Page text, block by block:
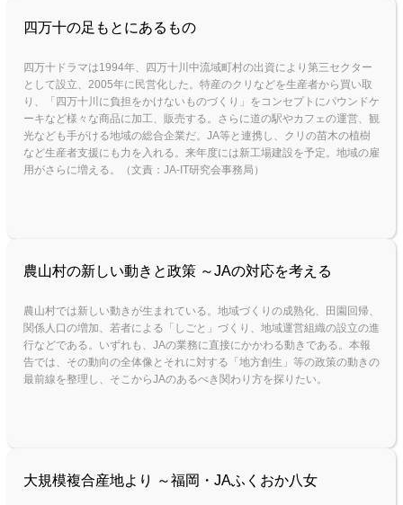
四万十の足もとにあるもの
四万十ドラマは1994年、四万十川中流域町村の出資により第三セクター
として設立、2005年に民営化した。特産のクリなどを生産者から買い取
り、「四万十川に負担をかけないものづくり」をコンセプトにパウンドケ
ーキなど様々な商品に加工、販売する。さらに道の駅やカフェの運営、観
光なども手がける地域の総合企業だ。JA等と連携し、クリの苗木の植樹
など生産者支援にも力を入れる。来年度には新工場建設を予定。地域の雇
用がさらに増える。（文責：JA-IT研究会事務局）
農山村の新しい動きと政策 ～JAの対応を考える
農山村では新しい動きが生まれている。地域づくりの成熟化、田園回帰、
関係人口の増加、若者による「しごと」づくり、地域運営組織の設立の進
行などである。いずれも、JAの業務に直接にかかわる動きである。本報
告では、その動向の全体像とそれに対する「地方創生」等の政策の動きの
最前線を整理し、そこからJAのあるべき関わり方を探りたい。
大規模複合産地より ～福岡・JAふくおか八女